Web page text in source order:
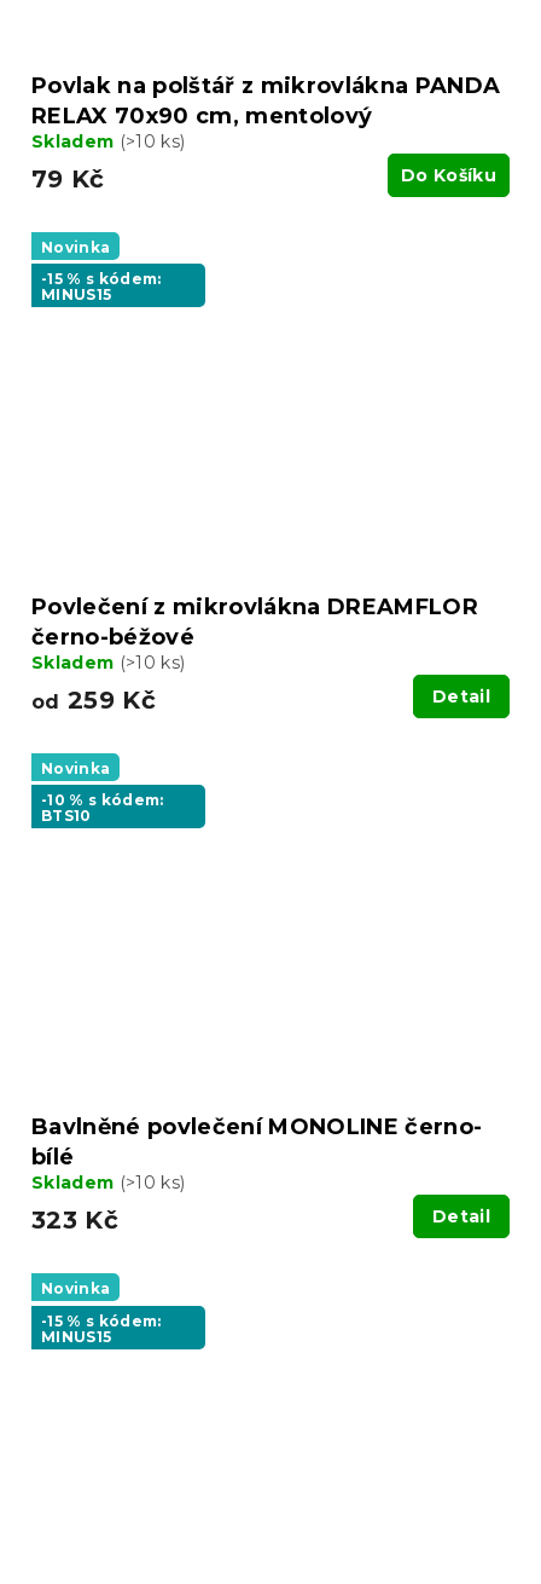
Povlak na polštář z mikrovlákna PANDA
RELAX 70x90 cm, mentolový
Skladem (>10 ks)
79 Kč Do Košíku
Novinka
-15 % s kódem:
MINUS15
Povlečení z mikrovlákna DREAMFLOR
černo-béžové
Skladem (>10 ks)
od 259 Kč Detail
Novinka
-10 % s kódem:
BTS10
Bavlněné povlečení MONOLINE černo-
bílé
Skladem (>10 ks)
323 Kč Detail
Novinka
-15 % s kódem:
MINUS15